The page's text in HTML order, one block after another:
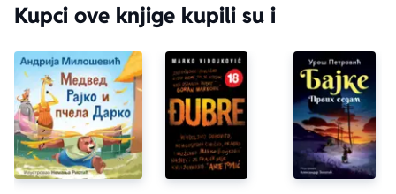
Kupci ove knjige kupili su i